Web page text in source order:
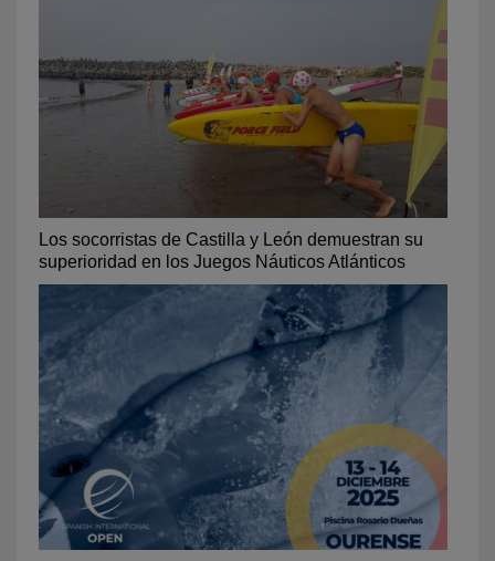
Los socorristas de Castilla y León demuestran su
superioridad en los Juegos Náuticos Atlánticos